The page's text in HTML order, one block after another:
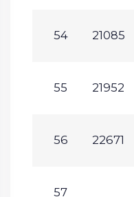
54 21085
55 21952
56 22671
57